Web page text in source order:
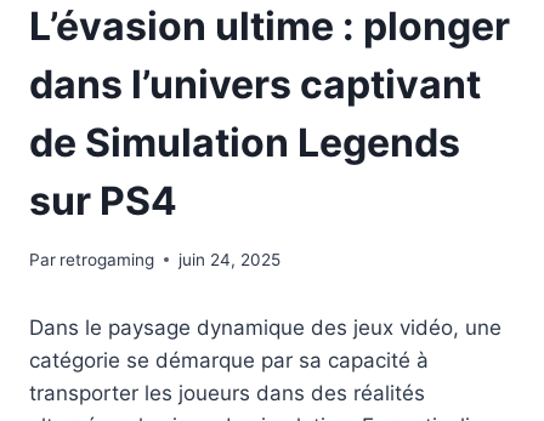
L’évasion ultime : plonger
dans l’univers captivant
de Simulation Legends
sur PS4
Par retrogaming juin 24, 2025
Dans le paysage dynamique des jeux vidéo, une
catégorie se démarque par sa capacité à
transporter les joueurs dans des réalités